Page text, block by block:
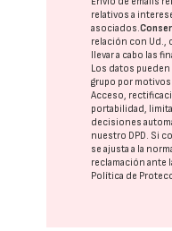
relativos a
asociados.
relación con Ud.,
llevar a cabo las
Los datos
grupo por
Acceso,
portabilidad,
decisiones
nuestro DPD. Si
se ajusta a la
reclamación ante
Política de